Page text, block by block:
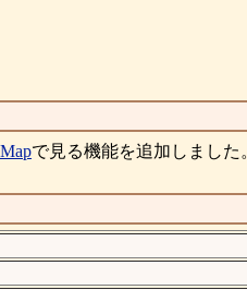
で見る機能を追加しまし